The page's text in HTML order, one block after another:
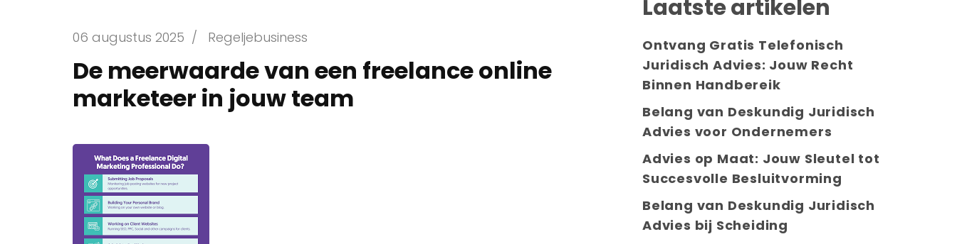
06 augustus 2025 / Regeljebusiness
De meerwaarde van een freelance online
marketeer in jouw team
Laatste artikelen
Ontvang Gratis Telefonisch
Juridisch Advies: Jouw Recht
Binnen Handbereik
Belang van Deskundig Juridisch
Advies voor Ondernemers
Advies op Maat: Jouw Sleutel tot
Succesvolle Besluitvorming
Belang van Deskundig Juridisch
Advies bij Scheiding